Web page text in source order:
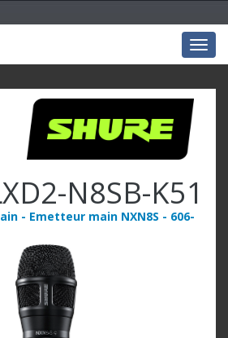
N8SB-K51
- Emetteur main NXN8S - 606-